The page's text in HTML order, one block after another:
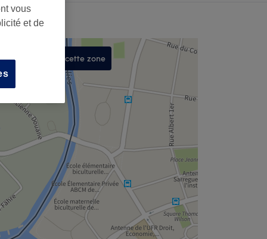
dans cette zone
vous
et de